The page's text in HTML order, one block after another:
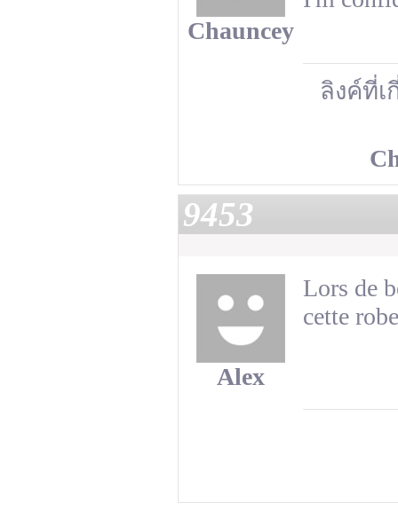
Chauncey
ลิงค์ที่
9453
Alex
Lors de
cette